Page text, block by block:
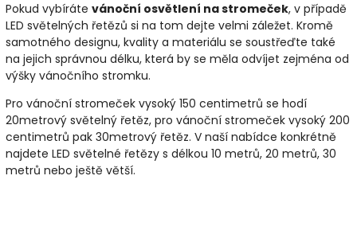
Pokud vybíráte vánoční osvětlení na stromeček, v případě
LED světelných řetězů si na tom dejte velmi záležet. Kromě
samotného designu, kvality a materiálu se soustřeďte také
na jejich správnou délku, která by se měla odvíjet zejména od
výšky vánočního stromku.
Pro vánoční stromeček vysoký 150 centimetrů se hodí
20metrový světelný řetěz, pro vánoční stromeček vysoký 200
centimetrů pak 30metrový řetěz. V naší nabídce konkrétně
najdete LED světelné řetězy s délkou 10 metrů, 20 metrů, 30
metrů nebo ještě větší.